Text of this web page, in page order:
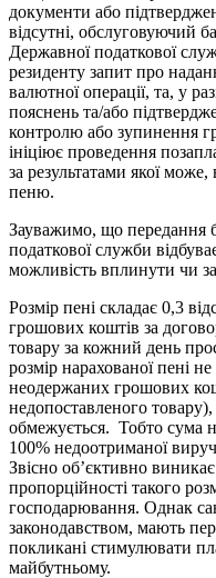
документи або
відсутні, обслуговуючий
Державної податкової
резиденту запит про
валютної операції, та, у
пояснень та/або
контролю або зупинення
ініціює проведення
за результатами якої
пеню.
Зауважимо, що передання
податкової служби
можливість вплинути чи
Розмір пені складає 0,3
грошових коштів за
товару за кожний день
розмір нарахованої пені
неодержаних грошових
недопоставленого
обмежується. Тобто сума
100% недоотриманої
Звісно об’єктивно
пропорційності такого
господарювання. Однак
законодавством, мають
покликані стимулювати
майбутньому.